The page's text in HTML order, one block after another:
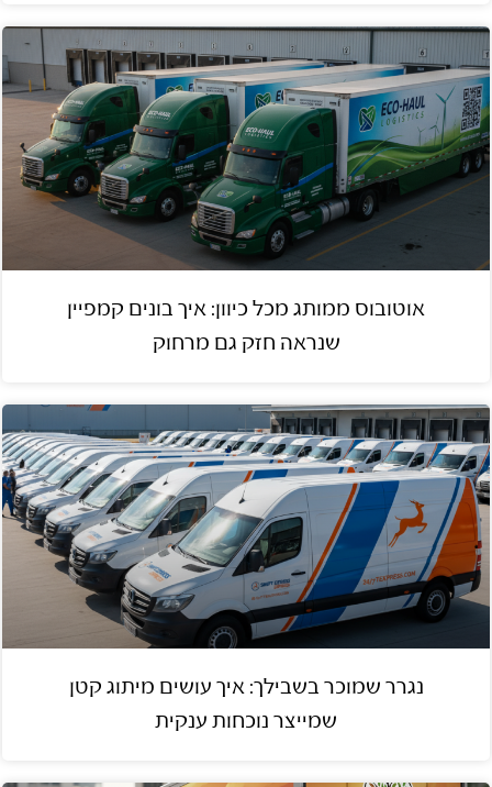
אוטובוס ממותג מכל כיוון: איך בונים קמפיין
שנראה חזק גם מרחוק
נגרר שמוכר בשבילך: איך עושים מיתוג קטן
שמייצר נוכחות ענקית